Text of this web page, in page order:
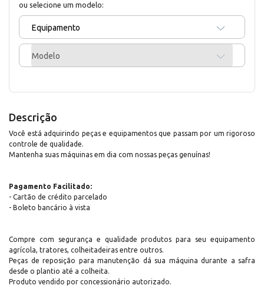
ou selecione um modelo:
Equipamento
Modelo
Descrição
Você está adquirindo peças e equipamentos que passam por um rigoroso
controle de qualidade.
Mantenha suas máquinas em dia com nossas peças genuínas!
Pagamento Facilitado:
- Cartão de crédito parcelado
- Boleto bancário à vista
Compre com segurança e qualidade produtos para seu equipamento
agrícola, tratores, colheitadeiras entre outros.
Peças de reposição para manutenção dá sua máquina durante a safra
desde o plantio até a colheita.
Produto vendido por concessionário autorizado.